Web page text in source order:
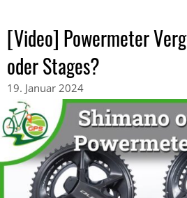
[Video] Powermeter
oder Stages?
19. Januar 2024